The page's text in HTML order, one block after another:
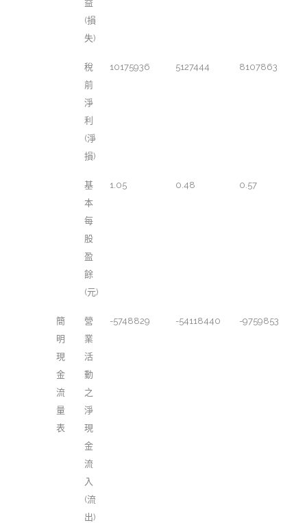
益
(損
失)
稅
前
淨
利
(淨
損)
10175936 5127444 8107863
基
本
每
股
盈
餘
(元)
1.05 0.48 0.57
簡
明
現
金
流
量
表
營
業
活
動
之
淨
現
金
流
入
(流
出)
-5748829 -54118440 -9759853